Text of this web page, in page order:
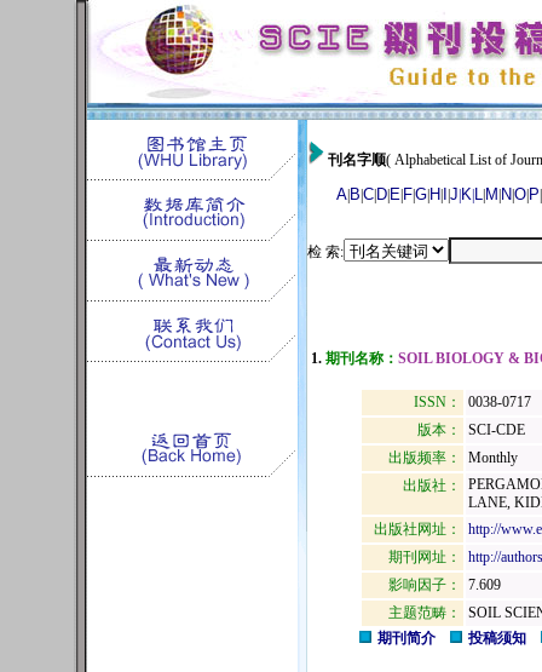
刊名字顺( Alphabetical List of
A|BC|D|E|F|G|HI JK|L|M NO|P
检 索:
1. 期刊名称： SOIL BIOLOGY &
ISSN：
0038-0717
版本：
SCI-CDE
出版频率：
Monthly
出版社：
LANE,
出版社网址：
http://
期刊网址：
http://
影响因子：
7.609
主题范畴：
SOIL
期刊简介
投稿须知